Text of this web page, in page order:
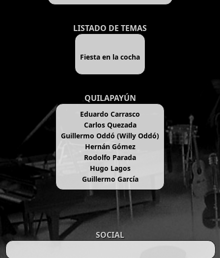
LISTADO DE TEMAS
Fiesta en la cocha
QUILAPAYÚN
Eduardo Carrasco
Carlos Quezada
Guillermo Oddó (Willy Oddó)
Hernán Gómez
Rodolfo Parada
Hugo Lagos
Guillermo García
SOCIAL